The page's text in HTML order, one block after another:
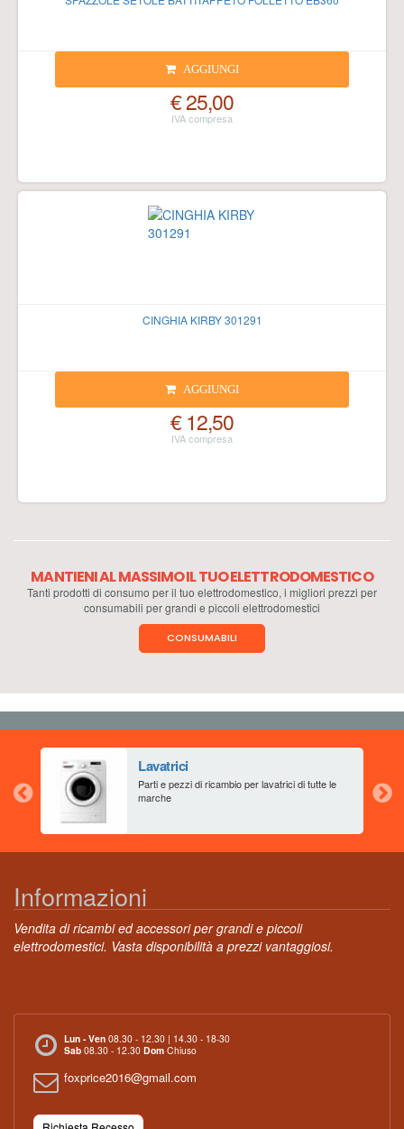
AGGIUNGI
€ 25,00
CINGHIA KIRBY 301291
AGGIUNGI
€ 12,50
MANTIENI AL MASSIMO IL TUO ELETTRODOMESTICO
Tanti prodotti di consumo per il tuo elettrodomestico, i migliori prezzi per
consumabili per grandi e piccoli elettrodomestici
CONSUMABILI
Lavatrici
Parti e pezzi di ricambio per lavatrici di tutte le
marche
Informazioni
Vendita di ricambi ed accessori per grandi e piccoli
elettrodomestici. Vasta disponibilità a prezzi vantaggiosi.
Lun - Ven 08.30 - 12.30 | 14.30 - 18-30
Sab 08.30 - 12.30 Dom Chiuso
foxprice2016@gmail.com